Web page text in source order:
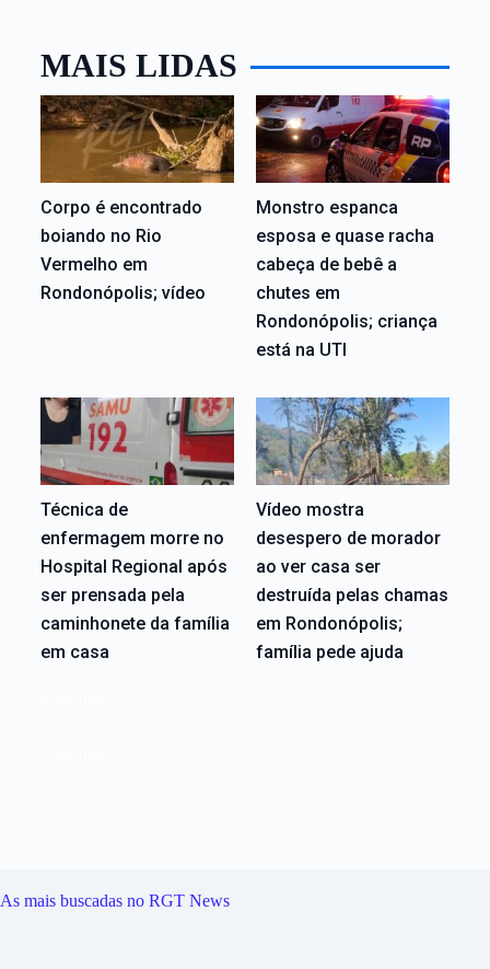
MAIS LIDAS
Corpo é encontrado
boiando no Rio
Vermelho em
Rondonópolis; vídeo
Monstro espanca
esposa e quase racha
cabeça de bebê a
chutes em
Rondonópolis; criança
está na UTI
Técnica de
enfermagem morre no
Hospital Regional após
ser prensada pela
caminhonete da família
em casa
Vídeo mostra
desespero de morador
ao ver casa ser
destruída pelas chamas
em Rondonópolis;
família pede ajuda
As mais buscadas no RGT News